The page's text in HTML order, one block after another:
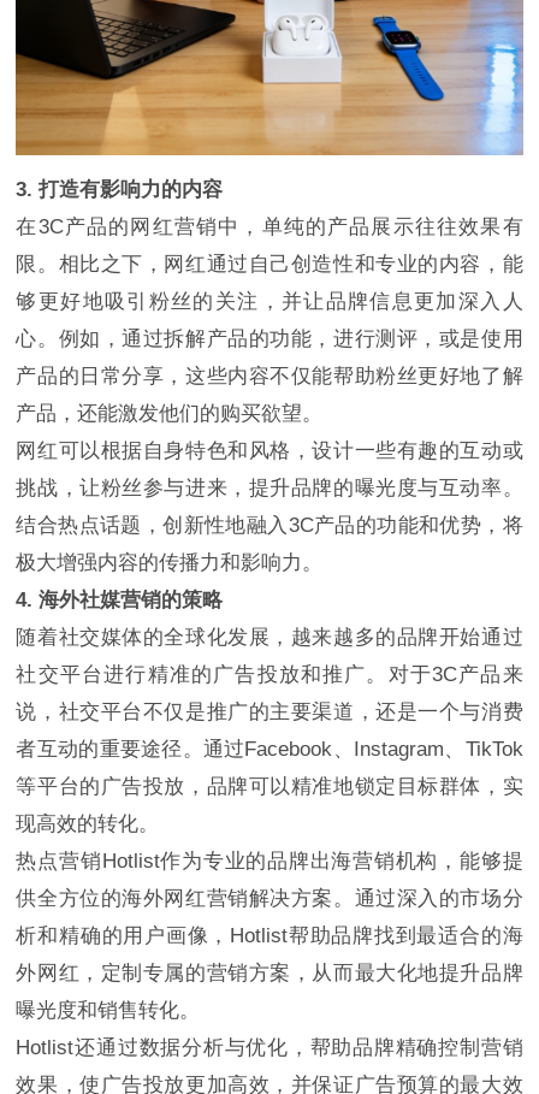
3. 打造有影响力的内容
在3C产品的网红营销中，单纯的产品展示往往效果有
限。相比之下，网红通过自己创造性和专业的内容，能
够更好地吸引粉丝的关注，并让品牌信息更加深入人
心。例如，通过拆解产品的功能，进行测评，或是使用
产品的日常分享，这些内容不仅能帮助粉丝更好地了解
产品，还能激发他们的购买欲望。
网红可以根据自身特色和风格，设计一些有趣的互动或
挑战，让粉丝参与进来，提升品牌的曝光度与互动率。
结合热点话题，创新性地融入3C产品的功能和优势，将
极大增强内容的传播力和影响力。
4. 海外社媒营销的策略
随着社交媒体的全球化发展，越来越多的品牌开始通过
社交平台进行精准的广告投放和推广。对于3C产品来
说，社交平台不仅是推广的主要渠道，还是一个与消费
者互动的重要途径。通过Facebook、Instagram、TikTok
等平台的广告投放，品牌可以精准地锁定目标群体，实
现高效的转化。
热点营销Hotlist作为专业的品牌出海营销机构，能够提
供全方位的海外网红营销解决方案。通过深入的市场分
析和精确的用户画像，Hotlist帮助品牌找到最适合的海
外网红，定制专属的营销方案，从而最大化地提升品牌
曝光度和销售转化。
Hotlist还通过数据分析与优化，帮助品牌精确控制营销
效果，使广告投放更加高效，并保证广告预算的最大效